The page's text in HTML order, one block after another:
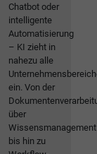
Chatbot oder
intelligente
Automatisierung
– KI zieht in
nahezu alle
ein. Von der
über
Wissensmanagement
bis hin zu